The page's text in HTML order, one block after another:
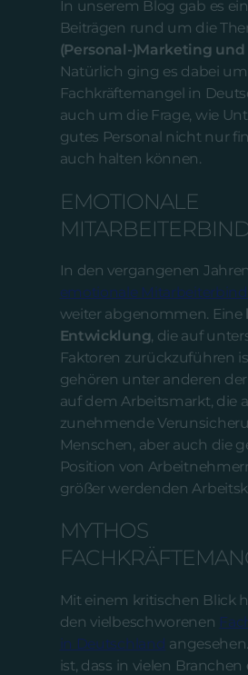
In unserem Blog gab es
Beiträgen rund um die
(Personal-)Marketing
Natürlich ging es dabei
Fachkräftemangel in
auch um die Frage, wie
gutes Personal nicht nur
auch halten können.
EMOTIONALE
In den vergangenen
emotionale
weiter abgenommen. Eine
Entwicklung, die auf
Faktoren zurückzuführen
gehören unter anderen
auf dem Arbeitsmarkt, die
zunehmende
Menschen, aber auch die
Position von
größer werdenden
MYTHOS
Mit einem kritischen Blick
den vielbeschworenen
in Deutschland
ist, dass in vielen Branchen